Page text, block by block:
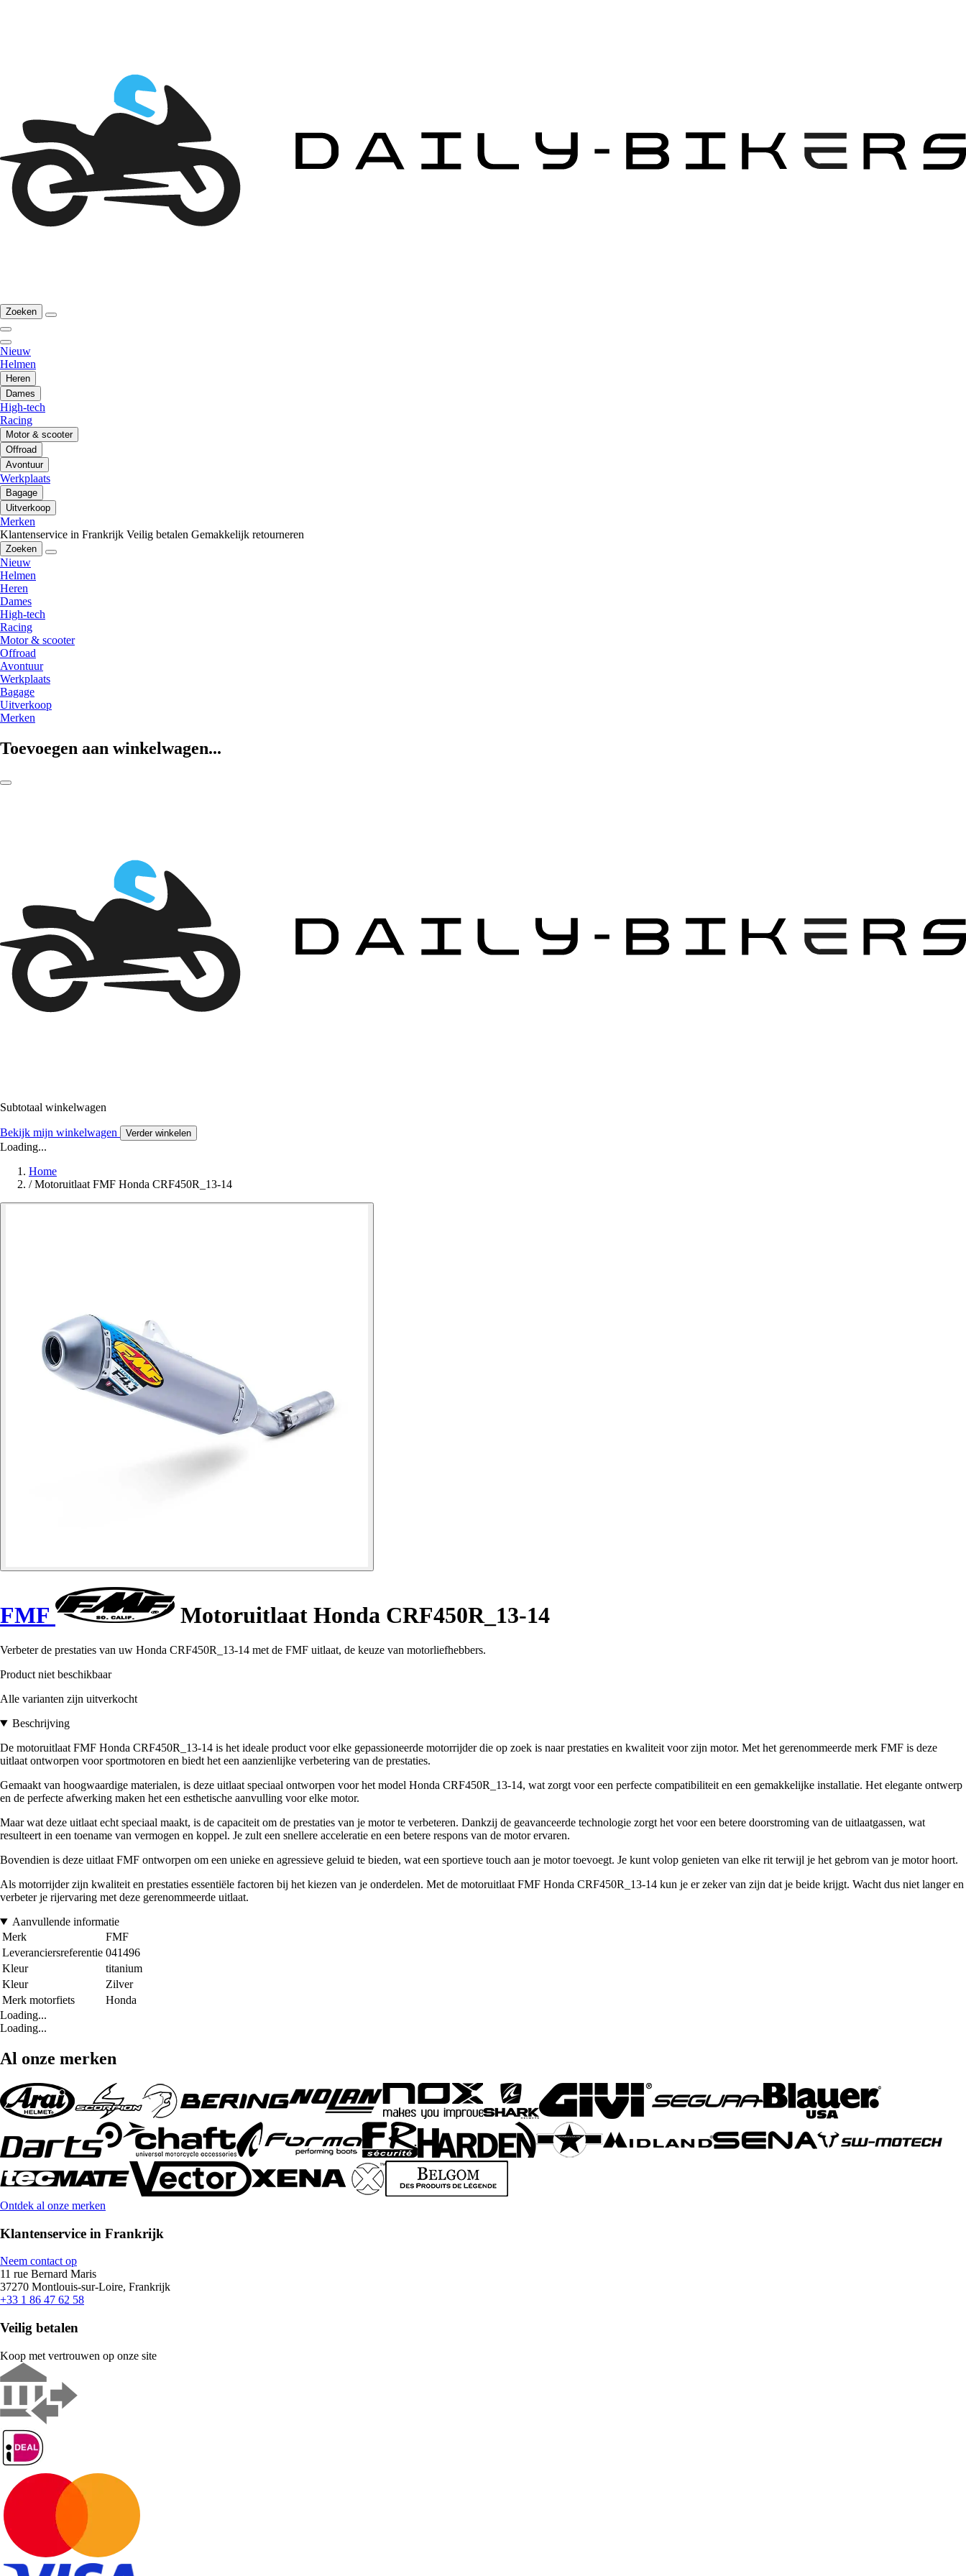
Zoeken
Nieuw
Helmen
Heren
Dames
High-tech
Racing
Motor & scooter
Offroad
Avontuur
Werkplaats
Bagage
Uitverkoop
Merken
Klantenservice in Frankrijk Veilig betalen Gemakkelijk retourneren
Zoeken
Nieuw
Helmen
Heren
Dames
High-tech
Racing
Motor & scooter
Offroad
Avontuur
Werkplaats
Bagage
Uitverkoop
Merken
Toevoegen aan winkelwagen...
Subtotaal winkelwagen
Bekijk mijn winkelwagen Verder winkelen
Loading...
Home
/ Motoruitlaat FMF Honda CRF450R_13-14
FMF Motoruitlaat Honda CRF450R_13-14
Verbeter de prestaties van uw Honda CRF450R_13-14 met de FMF uitlaat, de keuze van motorliefhebbers.
Product niet beschikbaar
Alle varianten zijn uitverkocht
Beschrijving
De motoruitlaat FMF Honda CRF450R_13-14 is het ideale product voor elke gepassioneerde motorrijder die op zoek is naar prestaties en kwaliteit voor zijn motor. Met het gerenommeerde merk FMF is deze
uitlaat ontworpen voor sportmotoren en biedt het een aanzienlijke verbetering van de prestaties.
Gemaakt van hoogwaardige materialen, is deze uitlaat speciaal ontworpen voor het model Honda CRF450R_13-14, wat zorgt voor een perfecte compatibiliteit en een gemakkelijke installatie. Het elegante ontwerp
en de perfecte afwerking maken het een esthetische aanvulling voor elke motor.
Maar wat deze uitlaat echt speciaal maakt, is de capaciteit om de prestaties van je motor te verbeteren. Dankzij de geavanceerde technologie zorgt het voor een betere doorstroming van de uitlaatgassen, wat
resulteert in een toename van vermogen en koppel. Je zult een snellere acceleratie en een betere respons van de motor ervaren.
Bovendien is deze uitlaat FMF ontworpen om een unieke en agressieve geluid te bieden, wat een sportieve touch aan je motor toevoegt. Je kunt volop genieten van elke rit terwijl je het gebrom van je motor hoort.
Als motorrijder zijn kwaliteit en prestaties essentiële factoren bij het kiezen van je onderdelen. Met de motoruitlaat FMF Honda CRF450R_13-14 kun je er zeker van zijn dat je beide krijgt. Wacht dus niet langer en
verbeter je rijervaring met deze gerenommeerde uitlaat.
Aanvullende informatie
Merk
FMF
Leveranciersreferentie 041496
Kleur
titanium
Kleur
Zilver
Merk motorfiets
Honda
Loading...
Loading...
Al onze merken
Ontdek al onze merken
Klantenservice in Frankrijk
Neem contact op
11 rue Bernard Maris
37270 Montlouis-sur-Loire, Frankrijk
+33 1 86 47 62 58
Veilig betalen
Koop met vertrouwen op onze site